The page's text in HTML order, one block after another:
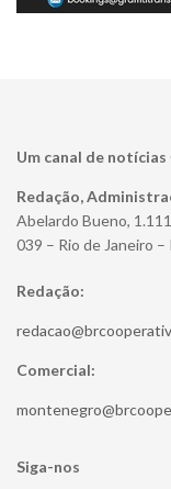
Um canal de notícias
Redação,
Abelardo Bueno,
039 – Rio de Janeiro –
Redação:
Comercial:
Siga-nos